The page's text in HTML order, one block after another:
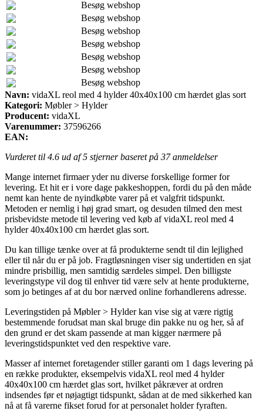
Besøg webshop
Besøg webshop
Besøg webshop
Besøg webshop
Besøg webshop
Besøg webshop
Besøg webshop
Navn: vidaXL reol med 4 hylder 40x40x100 cm hærdet glas sort
Kategori: Møbler > Hylder
Producent: vidaXL
Varenummer: 37596266
EAN:
Vurderet til 4.6 ud af 5 stjerner baseret på 37anmeldelser
Mange internet firmaer yder nu diverse forskellige former for
levering. Et hit er i vore dage pakkeshoppen, fordi du på den måde
nemt kan hente de nyindkøbte varer på et valgfrit tidspunkt.
Metoden er nemlig i høj grad smart, og desuden tilmed den mest
prisbevidste metode til levering ved køb af vidaXL reol med 4
hylder 40x40x100 cm hærdet glas sort.
Du kan tillige tænke over at få produkterne sendt til din lejlighed
eller til når du er på job. Fragtløsningen viser sig undertiden en sjat
mindre prisbillig, men samtidig særdeles simpel. Den billigste
leveringstype vil dog til enhver tid være selv at hente produkterne,
som jo betinges af at du bor nærved online forhandlerens adresse.
Leveringstiden på Møbler > Hylder kan vise sig at være rigtig
bestemmende forudsat man skal bruge din pakke nu og her, så af
den grund er det skam passende at man kigger nærmere på
leveringstidspunktet ved den respektive vare.
Masser af internet foretagender stiller garanti om 1 dags levering på
en række produkter, eksempelvis vidaXL reol med 4 hylder
40x40x100 cm hærdet glas sort, hvilket påkræver at ordren
indsendes før et nøjagtigt tidspunkt, sådan at de med sikkerhed kan
nå at få varerne fikset forud for at personalet holder fyraften.